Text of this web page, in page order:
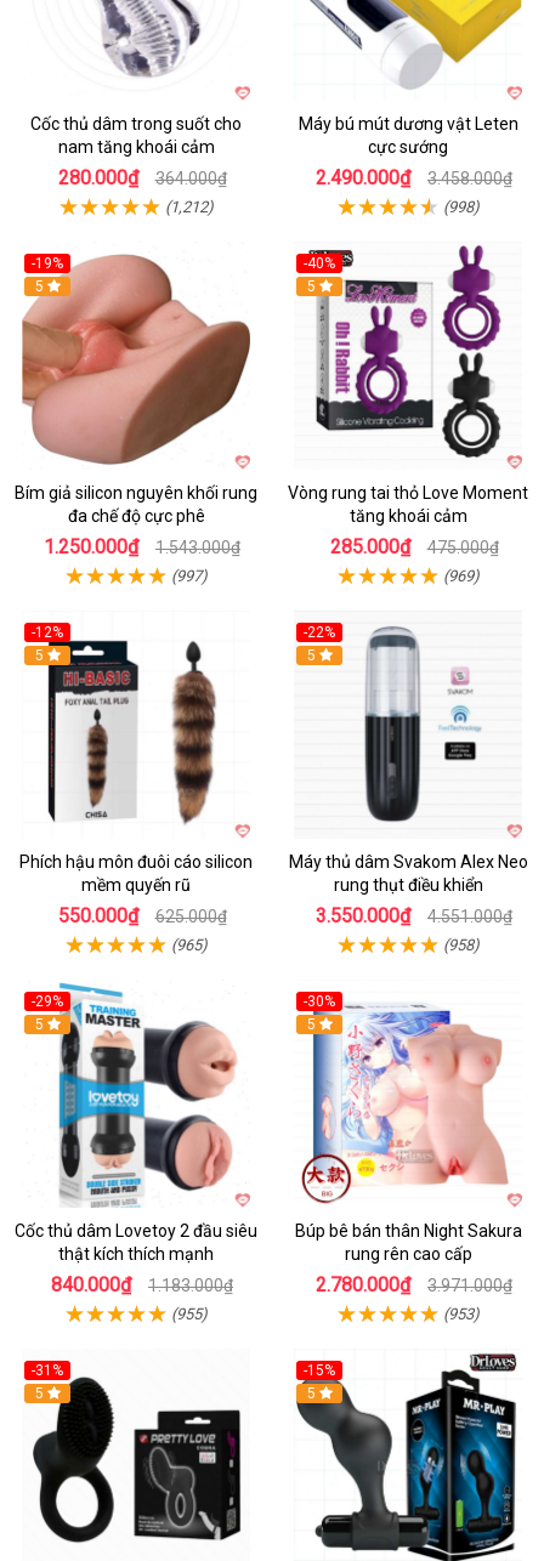
Cốc thủ dâm trong suốt cho
nam tăng khoái cảm
280.000₫ 364.000₫
(1,212)
Máy bú mút dương vật Leten
cực sướng
2.490.000₫ 3.458.000₫
(998)
-19%
Hot
5
Bím giả silicon nguyên khối rung
đa chế độ cực phê
1.250.000₫ 1.543.000₫
(997)
-40%
5
Vòng rung tai thỏ Love Moment
tăng khoái cảm
285.000₫ 475.000₫
(969)
-12%
Hot
5
Phích hậu môn đuôi cáo silicon
mềm quyến rũ
550.000₫ 625.000₫
(965)
-22%
5
Máy thủ dâm Svakom Alex Neo
rung thụt điều khiển
3.550.000₫ 4.551.000₫
(958)
-29%
Hot
5
Cốc thủ dâm Lovetoy 2 đầu siêu
thật kích thích mạnh
840.000₫ 1.183.000₫
(955)
-30%
Hot
5
Búp bê bán thân Night Sakura
rung rên cao cấp
2.780.000₫ 3.971.000₫
(953)
-31%
5
-15%
Hot
5